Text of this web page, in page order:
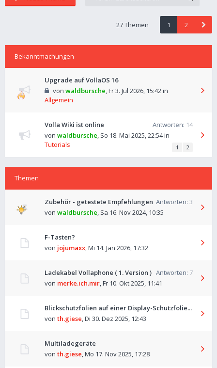
27 Themen 1 2
Bekanntmachungen
Upgrade auf VollaOS 16
von waldbursche,Fr 3. Jul 2026, 15:42in
Allgemein
Volla Wiki ist online Antworten: 14
von waldbursche, So 18. Mai 2025, 22:54in
Tutorials
1 2
Themen
Zubehör - getestete Empfehlungen Antworten: 3
von waldbursche, Sa 16. Nov 2024, 10:35
F-Tasten?
von jojumaxx,Mi 14. Jan 2026, 17:32
Ladekabel Vollaphone ( 1. Version ) Antworten: 7
von merke.ich.mir,Fr 10. Okt 2025, 11:41
Blickschutzfolien auf einer Display-Schutzfolie...
von th.giese,Di 30. Dez 2025, 12:43
Multiladegeräte
von th.giese,Mo 17. Nov 2025, 17:28